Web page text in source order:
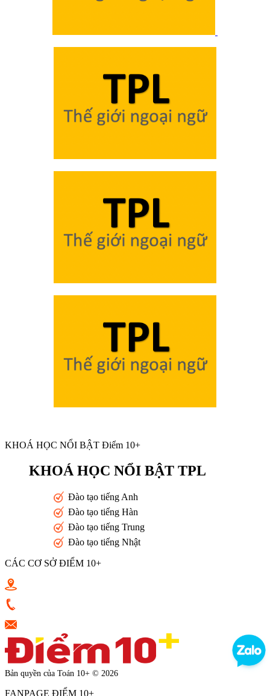
KHOÁ HỌC NỔI BẬT Điểm 10+
KHOÁ HỌC NỔI BẬT TPL
Đào tạo tiếng Anh
Đào tạo tiếng Hàn
Đào tạo tiếng Trung
Đào tạo tiếng Nhật
CÁC CƠ SỞ ĐIỂM 10+
Bản quyền của Toán 10+ © 2026
FANPAGE ĐIỂM 10+